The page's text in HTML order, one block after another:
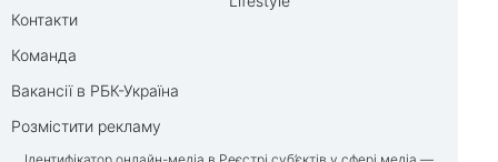
Контакти
Команда
Вакансії в РБК-Україна
Розмістити рекламу